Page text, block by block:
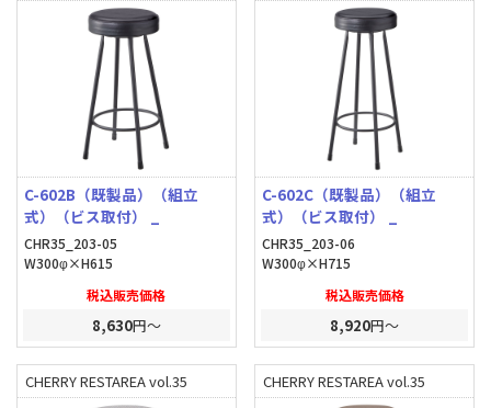
C-602B（既製品）（組立
式）（ビス取付） _
CHR35_203-05
W300φ×H615
税込販売価格
8,630円～
C-602C（既製品）（組立
式）（ビス取付） _
CHR35_203-06
W300φ×H715
税込販売価格
8,920円～
CHERRY RESTAREA vol.35 CHERRY RESTAREA vol.35